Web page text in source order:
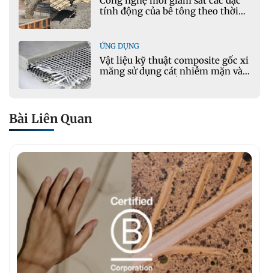
tính động của bê tông theo thời
ỨNG DỤNG
Vật liệu kỹ thuật composite gốc xi
măng sử dụng cát nhiễm mặn và
Bài Liên Quan